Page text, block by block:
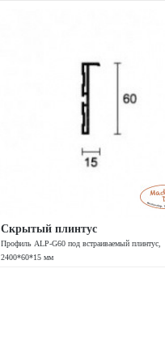
Скрытый плинтус
Профиль ALP-G60 под встраиваемый плинтус,
2400*60*15 мм